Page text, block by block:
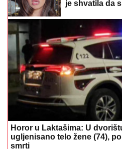
Stravična
se treslo,
Vozila
Bila je mega
napustila
vulkanizerskoj
500 maraka"